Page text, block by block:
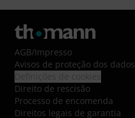
AGB/Impresso
Avisos de proteção dos dados
Direito de rescisão
Processo de encomenda
Direitos legais de garantia